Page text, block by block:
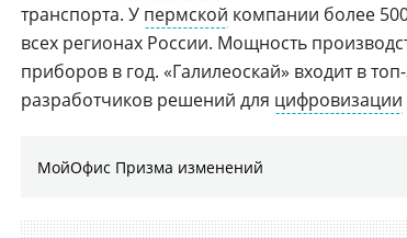
транспорта. У пермской компании более
всех регионах России. Мощность
приборов в год. «Галилеоскай» входит в
разработчиков решений для цифровизации
МойОфис Призма изменений